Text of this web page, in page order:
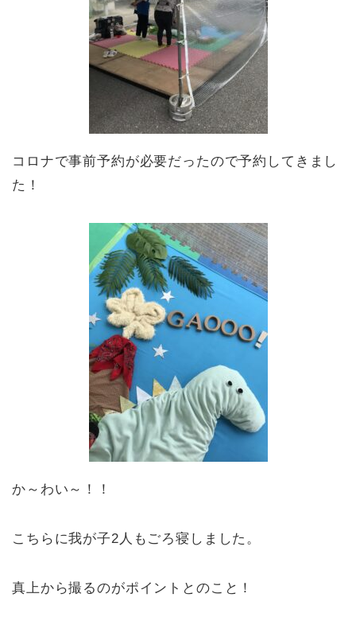
コロナで事前予約が必要だったので予約してきまし
た！
か～わい～！！
こちらに我が子2人もごろ寝しました。
真上から撮るのがポイントとのこと！